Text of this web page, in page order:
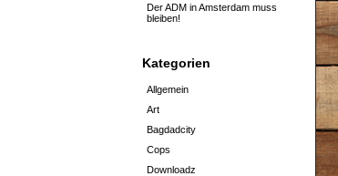
Der ADM in Amsterdam muss
bleiben!
Kategorien
Allgemein
Art
Bagdadcity
Cops
Downloadz